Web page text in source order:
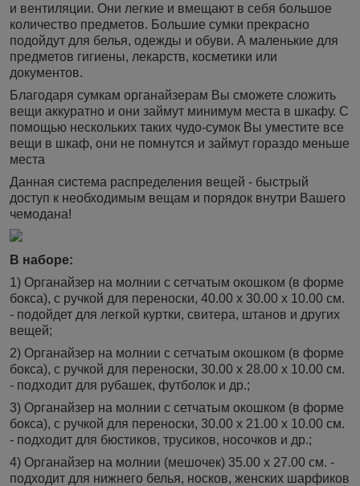
и вентиляции. Они легкие и вмещают в себя большое
количество предметов. Большие сумки прекрасно
подойдут для белья, одежды и обуви. А маленькие для
предметов гигиены, лекарств, косметики или
документов.
Благодаря сумкам органайзерам Вы сможете сложить
вещи аккуратно и они займут минимум места в шкафу. С
помощью нескольких таких чудо-сумок Вы уместите все
вещи в шкаф, они не помнутся и займут гораздо меньше
места
Данная система распределения вещей - быстрый
доступ к необходимым вещам и порядок внутри Вашего
чемодана!
В наборе:
1) Органайзер на молнии с сетчатым окошком (в форме
бокса), с ручкой для переноски, 40.00 х 30.00 х 10.00 см.
- подойдет для легкой куртки, свитера, штанов и других
вещей;
2) Органайзер на молнии с сетчатым окошком (в форме
бокса), с ручкой для переноски, 30.00 х 28.00 х 10.00 см.
- подходит для рубашек, футболок и др.;
3) Органайзер на молнии с сетчатым окошком (в форме
бокса), с ручкой для переноски, 30.00 х 21.00 х 10.00 см.
- подходит для бюстиков, трусиков, носочков и др.;
4) Органайзер на молнии (мешочек) 35.00 х 27.00 см. -
подходит для нижнего белья, носков, женских шарфиков